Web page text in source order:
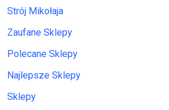
Strój Mikołaja
Zaufane Sklepy
Polecane Sklepy
Najlepsze Sklepy
Sklepy